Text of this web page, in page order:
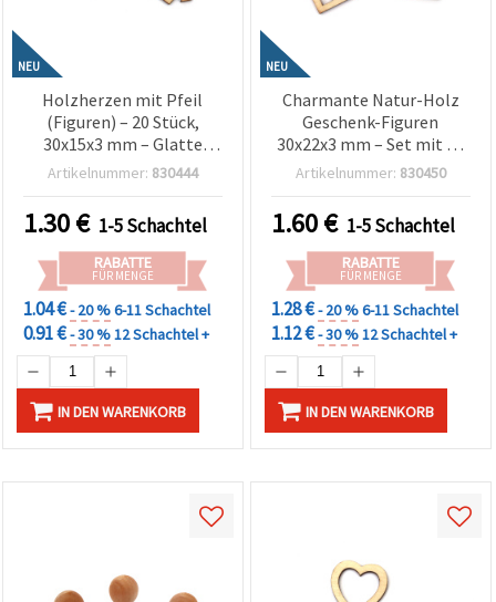
NEU
Holzherzen mit Pfeil
(Figuren) – 20 Stück,
30x15x3 mm – Glatte
Oberfläche & elegantes
Dekorieren,
Scrapbooking,
Geschenkverpackung &
DIY Basteln
Artikelnummer: 830444
1.30€ 1-5 Schachtel
RABATTE
FÜR MENGE
1.04 €- 20 %6-11 Schachtel
0.91 €- 30 %12 Schachtel +
IN DEN WARENKORB
NEU
Charmante Natur-Holz
Geschenk-Figuren
30x22x3 mm – Set mit 20
Stück für Basteln &
Artikelnummer: 830450
1.60€ 1-5 Schachtel
RABATTE
FÜR MENGE
1.28 €- 20 %6-11 Schachtel
1.12 €- 30 %12 Schachtel +
IN DEN WARENKORB